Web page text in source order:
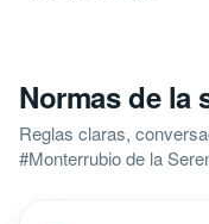
Normas de la
Reglas claras,
#Monterrubio de la